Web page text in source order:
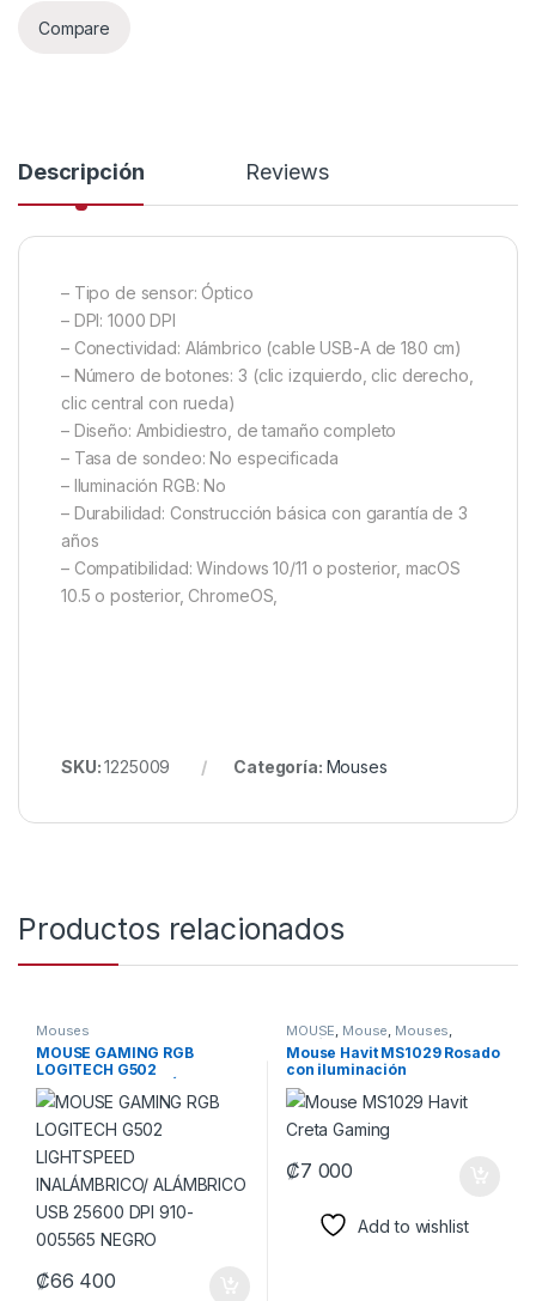
Compare
Descripción Reviews
– Tipo de sensor: Óptico
– DPI: 1000 DPI
– Conectividad: Alámbrico (cable USB-A de 180 cm)
– Número de botones: 3 (clic izquierdo, clic derecho,
clic central con rueda)
– Diseño: Ambidiestro, de tamaño completo
– Tasa de sondeo: No especificada
– Iluminación RGB: No
– Durabilidad: Construcción básica con garantía de 3
años
– Compatibilidad: Windows 10/11 o posterior, macOS
10.5 o posterior, ChromeOS,
SKU:1225009 Categoría: Mouses
Productos relacionados
Mouses
MOUSE GAMING RGB
LOGITECH G502
LIGHTSPEED INALÁMBRICO/
ALÁMBRICO USB 25600 DPI
910-005565 NEGRO
₡66 400
MOUSE, Mouse, Mouses,
Periféricos
Mouse Havit MS1029 Rosado
con iluminación
₡7 000
Add to wishlist